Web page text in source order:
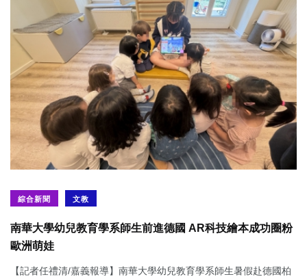
綜合新聞 文教
南華大學幼兒教育學系師生前進德國 AR科技繪本成功圈粉
歐洲萌娃
【記者任禮清/嘉義報導】南華大學幼兒教育學系師生暑假赴德國柏